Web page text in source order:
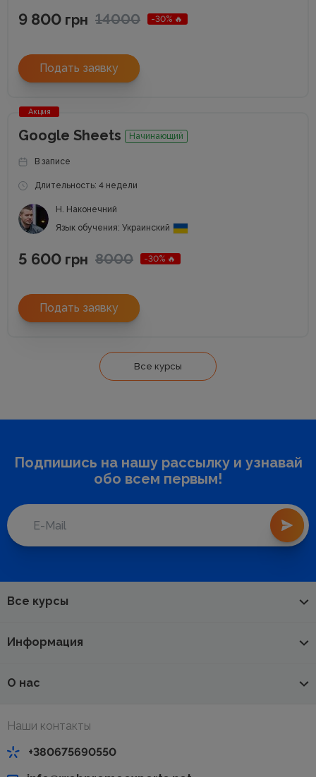
9 800 грн 14000 -30% 🔥
Подать заявку
Акция
Google Sheets Начинающий
В записе
Длительность: 4 недели
Н. Наконечний
Язык обучения: Украинский
5 600 грн 8000 -30% 🔥
Подать заявку
Все курсы
Подпишись на нашу рассылку и узнавай
обо всем первым!
Все курсы
Информация
О нас
Наши контакты
+380675690550